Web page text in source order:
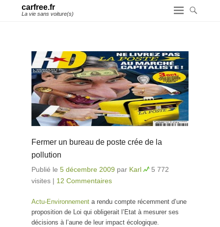
carfree.fr
La vie sans voiture(s)
Fermer un bureau de poste crée de la
pollution
Publié le 5 décembre 2009 par Karl
5 772
visites | 12 Commentaires
Actu-Environnement a rendu compte récemment d’une
proposition de Loi qui obligerait l’Etat à mesurer ses
décisions à l’aune de leur impact écologique.